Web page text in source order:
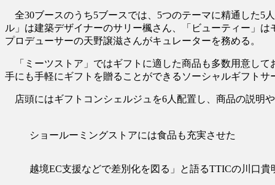
全30ブースのうち5ブースでは、5つのテーマに精通した5
ル」は建築デザイナーのサリー楓さん、「ビューティー」
プロデューサーの天野譲滋さんがキュレーターを務める。
「ミーツストア」ではギフトに適した商品も多数用意し
手にも手軽にギフトを贈ることができるソーシャルギフトサ
店頭にはギフトコンシェルジュを6人配置し、商品の説明
ショールーミングストアには食品も充実させた
越境EC支援などで差別化を図る」と語るTTICの川口貴